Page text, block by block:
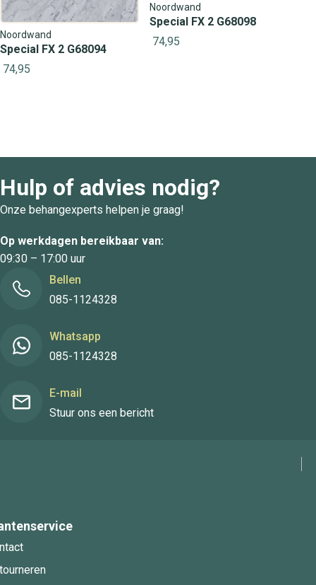
Noordwand
Special FX 2 G68094
74,95
Noordwand
Special FX 2 G68098
74,95
Hulp of advies nodig?
Onze behangexperts helpen je graag!
Op werkdagen bereikbaar van:
09:30 – 17:00 uur
Bellen
085-1124328
Whatsapp
085-1124328
E-mail
Stuur ons een bericht